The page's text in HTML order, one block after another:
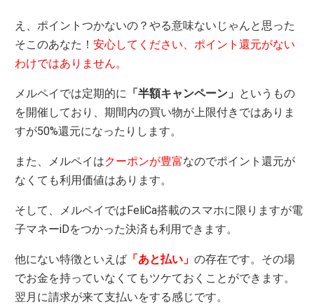
え、ポイントつかないの？やる意味ないじゃんと思った
そこのあなた！安心してください、ポイント還元がない
わけではありません。
メルペイでは定期的に 「半額キャンペーン」 というもの
を開催しており、期間内の買い物が上限付きではありま
すが50%還元になったりします。
また、メルペイはクーポンが豊富なのでポイント還元が
なくても利用価値はあります。
そして、メルペイではFeliCa搭載のスマホに限りますが電
子マネーiDをつかった決済も利用できます。
他にない特徴といえば 「あと払い」の存在です。その場
でお金を持っていなくてもツケておくことができます。
翌月に請求が来て支払いをする感じです。